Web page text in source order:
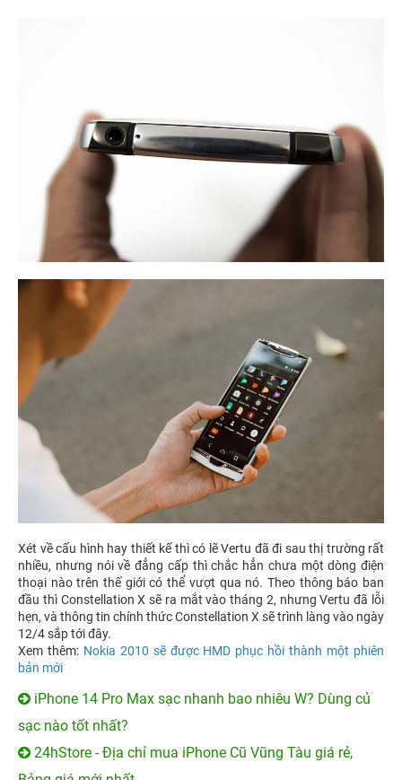
Xét về cấu hình hay thiết kế thì có lẽ Vertu đã đi sau thị trường rất
nhiều, nhưng nói về đẳng cấp thì chắc hẳn chưa một dòng điện
thoại nào trên thế giới có thể vượt qua nó. Theo thông báo ban
đầu thì Constellation X sẽ ra mắt vào tháng 2, nhưng Vertu đã lỗi
hẹn, và thông tin chính thức Constellation X sẽ trình làng vào ngày
12/4 sắp tới đây.
Xem thêm: Nokia 2010 sẽ được HMD phục hồi thành một phiên
bản mới
iPhone 14 Pro Max sạc nhanh bao nhiêu W? Dùng củ
sạc nào tốt nhất?
24hStore - Địa chỉ mua iPhone Cũ Vũng Tàu giá rẻ,